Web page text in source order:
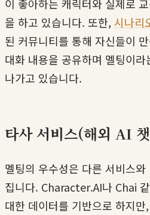
이 좋아하는 캐릭터와 실제로
을 하고 있습니다. 또한, 시나리
된 커뮤니티를 통해 자신들이
대화 내용을 공유하며 멜팅이
나가고 있습니다.
타사 서비스(해외 AI
멜팅의 우수성은 다른 서비스
집니다. Character.AI나 Chai
대한 데이터를 기반으로 하지